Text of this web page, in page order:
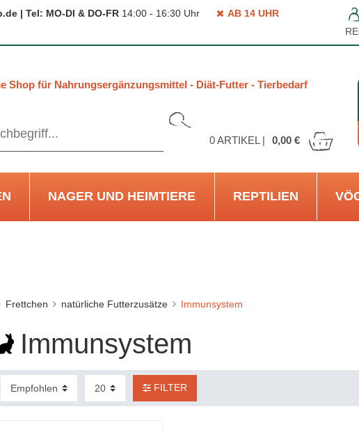
| Tel: MO-DI & DO-FR 14:00 - 16:30 Uhr
AB 14 UHR
Shop für Nahrungsergänzungsmittel - Diät-Futter - Tierbedarf
0ARTIKEL | 0,00 €
NAGER UND HEIMTIERE REPTILIEN
Frettchen natürliche Futterzusätze Immunsystem
Immunsystem
FILTER